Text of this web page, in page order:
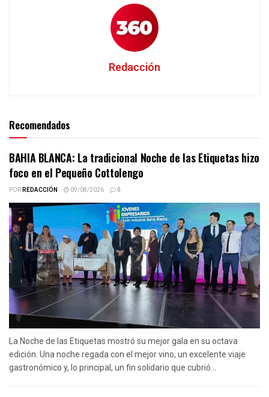
Redacción
Recomendados
BAHIA BLANCA: La tradicional Noche de las Etiquetas hizo
foco en el Pequeño Cottolengo
PORREDACCIÓN 09/08/2026 0
La Noche de las Etiquetas mostró su mejor gala en su octava
edición. Una noche regada con el mejor vino, un excelente viaje
gastronómico y, lo principal, un fin solidario que cubrió...